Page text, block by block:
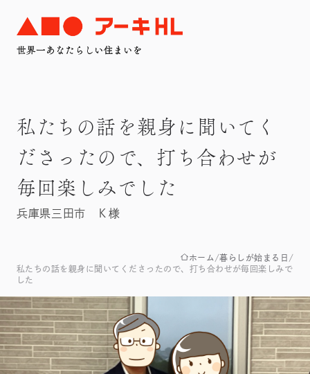
私たちの話を親身に聞いてく
ださったので、打ち合わせが
毎回楽しみでした
兵庫県三田市 Ｋ様
ホーム
暮らしが始まる日
私たちの話を親身に聞いてくださったので、打ち合わせが毎回楽しみで
した